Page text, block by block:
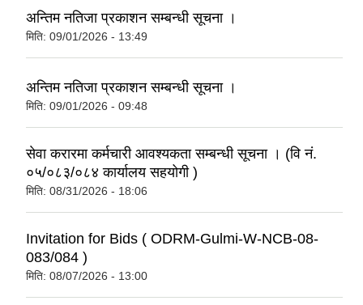
अन्तिम नतिजा प्रकाशन सम्बन्धी सूचना ।
मिति: 09/01/2026 - 13:49
अन्तिम नतिजा प्रकाशन सम्बन्धी सूचना ।
मिति: 09/01/2026 - 09:48
सेवा करारमा कर्मचारी आवश्यकता सम्बन्धी सूचना । (वि नं.
०५/०८३/०८४ कार्यालय सहयोगी )
मिति: 08/31/2026 - 18:06
Invitation for Bids ( ODRM-Gulmi-W-NCB-08-
083/084 )
मिति: 08/07/2026 - 13:00